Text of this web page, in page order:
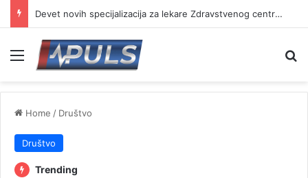
Devet novih specijalizacija za lekare Zdravstvenog centra Vranje
Menu
Home / Društvo
Društvo
Trending